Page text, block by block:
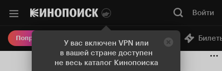
У вас включен VPN или
в вашей стране доступен
не весь каталог Кинопоиска
Войти
Попробовать Плюс Онлайн-кинотеатр